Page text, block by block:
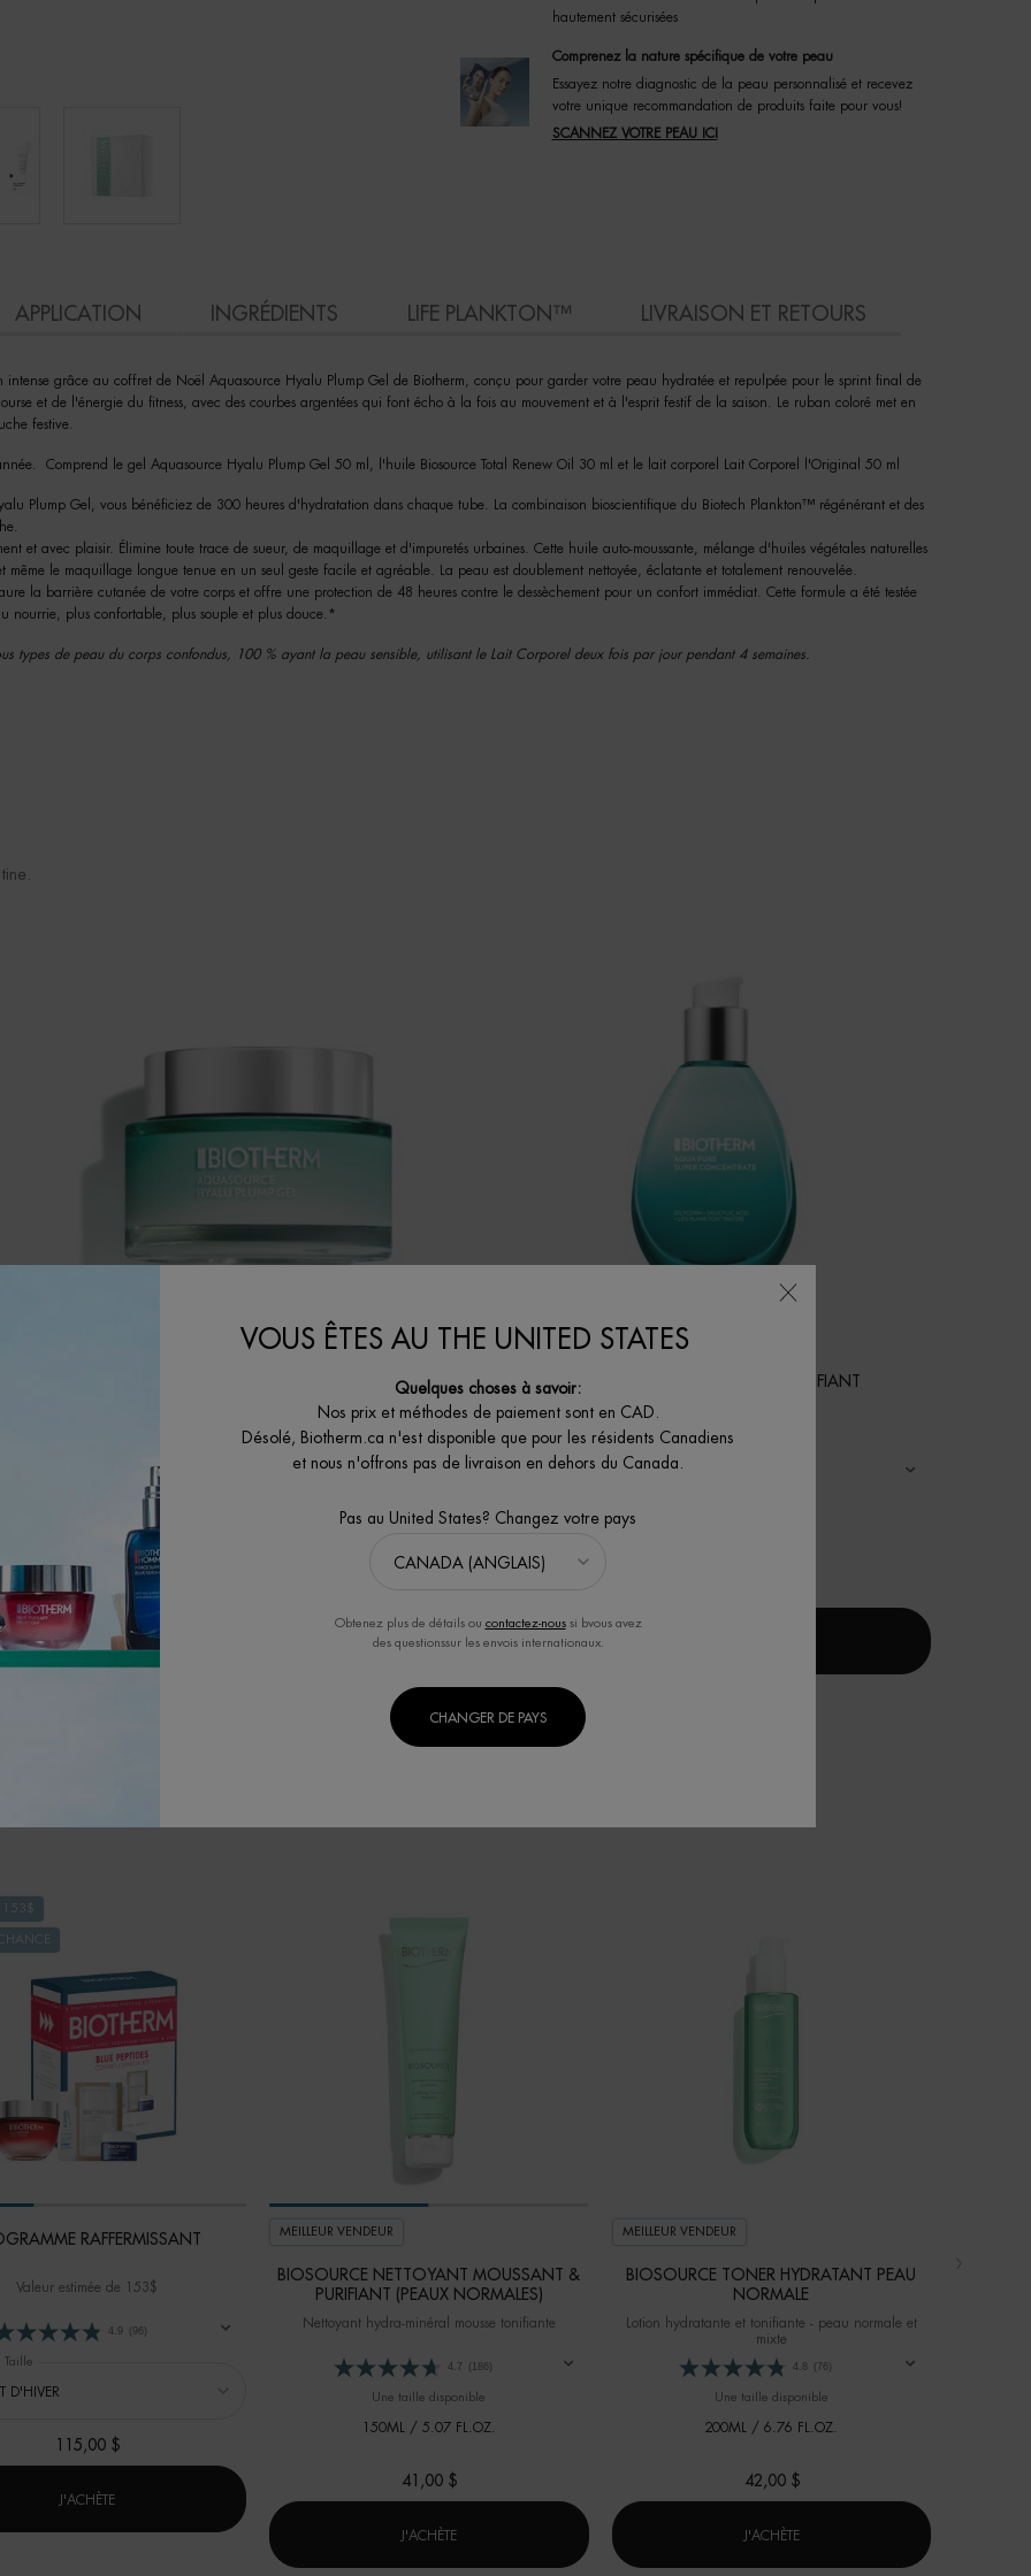
hautement sécurisées
Comprenez la nature spécifique de votre peau
Essayez notre diagnostic de la peau personnalisé et recevez
votre unique recommandation de produits faite pour vous!
SCANNEZ VOTRE PEAU ICI
APPLICATION INGRÉDIENTS LIFE PLANKTON™ LIVRAISON ET RETOURS
grâce au coffret de Noël Aquasource Hyalu Plump Gel de Biotherm, conçu pour garder votre peau hydratée et repulpée pour le sprint final de
et de l'énergie du fitness, avec des courbes argentées qui font écho à la fois au mouvement et à l'esprit festif de la saison. Le ruban coloré met en
festive.
Comprend le gel Aquasource Hyalu Plump Gel 50 ml, l'huile Biosource Total Renew Oil 30 ml et le lait corporel Lait Corporel l'Original 50 ml
Plump Gel, vous bénéficiez de 300 heures d'hydratation dans chaque tube. La combinaison bioscientifique du Biotech Plankton™ régénérant et des
et avec plaisir. Élimine toute trace de sueur, de maquillage et d'impuretés urbaines. Cette huile auto-moussante, mélange d'huiles végétales naturelles
le maquillage longue tenue en un seul geste facile et agréable. La peau est doublement nettoyée, éclatante et totalement renouvelée.
la barrière cutanée de votre corps et offre une protection de 48 heures contre le dessèchement pour un confort immédiat. Cette formule a été testée
nourrie, plus confortable, plus souple et plus douce.*
types de peau du corps confondus, 100 % ayant la peau sensible, utilisant le Lait Corporel deux fois par jour pendant 4 semaines.
AQUASOURCE GEL AVEC ACIDE HYALURONIQUE
REPULPANT
Gel crème offrant jusqu'à 48h d'hydratation intense avec acide
Choix de Taille
AQUA PURE CONCENTRATÉ PURIFIANT
Gel Hydratation & Matité
REPULPANT
153$
RAFFERMISSANT
Valeur estimée de 153$
4.9 (96)
Taille
115,00 $
J'ACHÈTEPROGRAMME RAFFERMISSANT
MEILLEUR VENDEUR
BIOSOURCE NETTOYANT MOUSSANT &
PURIFIANT (PEAUX NORMALES)
Nettoyant hydra-minéral mousse tonifiante
4.7 (186)
Une taille disponible
150ML / 5.07 FL.OZ.
41,00 $
J'ACHÈTE BIOSOURCE NETTOYANT MOUSSANT & PURIFIANT (PEAUX NORMALES)
MEILLEUR VENDEUR
BIOSOURCE TONER HYDRATANT PEAU
NORMALE
Lotion hydratante et tonifiante - peau normale et
mixte
4.8 (76)
Une taille disponible
200ML / 6.76 FL.OZ.
42,00 $
J'ACHÈTEBIOSOURCE TONER HYDRATANT
VOUS ÊTES AU THE UNITED STATES
Quelques choses à savoir:
Nos prix et méthodes de paiement sont en CAD.
Désolé, Biotherm.ca n'est disponible que pour les résidents Canadiens
et nous n'offrons pas de livraison en dehors du Canada.
Pas au United States? Changez votre pays
Obtenez plus de détails ou contactez-noussi bvous avez
des questionssur les envois internationaux.
CHANGER DE PAYS